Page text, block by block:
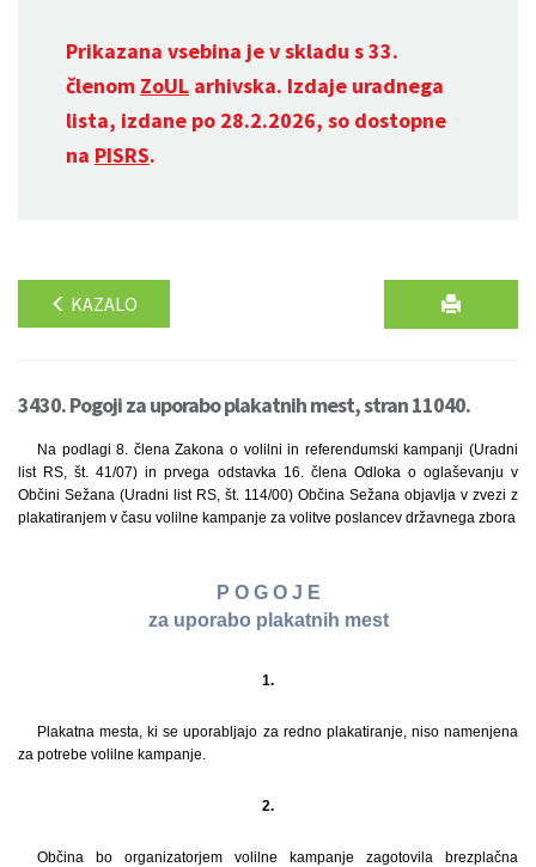
Prikazana vsebina je v skladu s 33.
členom ZoUL arhivska. Izdaje uradnega
lista, izdane po 28.2.2026, so dostopne
na PISRS.
KAZALO
3430. Pogoji za uporabo plakatnih mest, stran 11040.
Na podlagi 8. člena Zakona o volilni in referendumski kampanji (Uradni
list RS, št. 41/07) in prvega odstavka 16. člena Odloka o oglaševanju v
Občini Sežana (Uradni list RS, št. 114/00) Občina Sežana objavlja v zvezi z
plakatiranjem v času volilne kampanje za volitve poslancev državnega zbora
P O G O J E
za uporabo plakatnih mest
1.
Plakatna mesta, ki se uporabljajo za redno plakatiranje, niso namenjena
za potrebe volilne kampanje.
2.
Občina bo organizatorjem volilne kampanje zagotovila brezplačna